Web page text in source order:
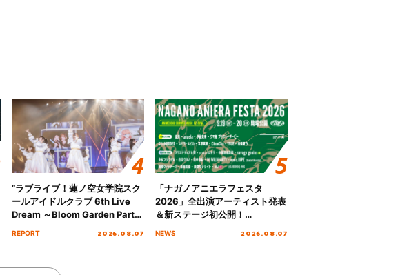
“ラブライブ！蓮ノ空女学院スク
ールアイドルクラブ 6th Live
Dream ～Bloom Garden Party
REPORT 2026.08.07
「ナガノアニエラフェスタ
2026」全出演アーティスト発表
＆新ステージ初公開！
NEWS 2026.08.07